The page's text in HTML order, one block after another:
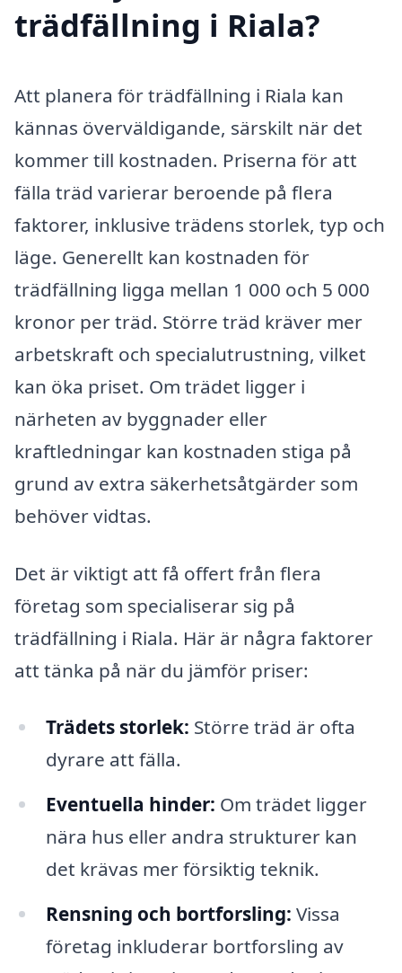
trädfällning i Riala?
Att planera för trädfällning i Riala kan
kännas överväldigande, särskilt när det
kommer till kostnaden. Priserna för att
fälla träd varierar beroende på flera
faktorer, inklusive trädens storlek, typ och
läge. Generellt kan kostnaden för
trädfällning ligga mellan 1 000 och 5 000
kronor per träd. Större träd kräver mer
arbetskraft och specialutrustning, vilket
kan öka priset. Om trädet ligger i
närheten av byggnader eller
kraftledningar kan kostnaden stiga på
grund av extra säkerhetsåtgärder som
behöver vidtas.
Det är viktigt att få offert från flera
företag som specialiserar sig på
trädfällning i Riala. Här är några faktorer
att tänka på när du jämför priser:
Trädets storlek: Större träd är ofta
dyrare att fälla.
Eventuella hinder: Om trädet ligger
nära hus eller andra strukturer kan
det krävas mer försiktig teknik.
Rensning och bortforsling: Vissa
företag inkluderar bortforsling av